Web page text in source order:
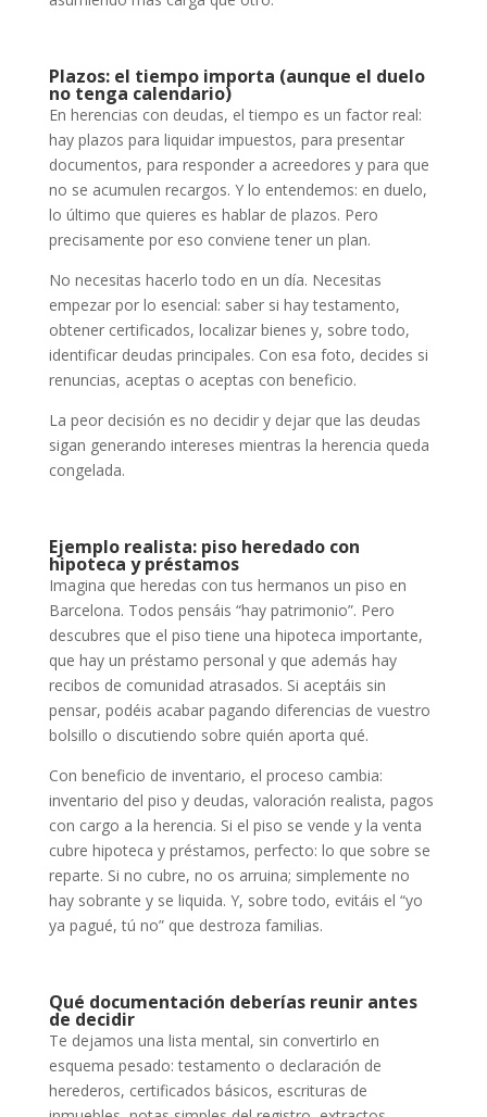
Plazos: el tiempo importa (aunque el duelo
no tenga calendario)
En herencias con deudas, el tiempo es un factor real:
hay plazos para liquidar impuestos, para presentar
documentos, para responder a acreedores y para que
no se acumulen recargos. Y lo entendemos: en duelo,
lo último que quieres es hablar de plazos. Pero
precisamente por eso conviene tener un plan.
No necesitas hacerlo todo en un día. Necesitas
empezar por lo esencial: saber si hay testamento,
obtener certificados, localizar bienes y, sobre todo,
identificar deudas principales. Con esa foto, decides si
renuncias, aceptas o aceptas con beneficio.
La peor decisión es no decidir y dejar que las deudas
sigan generando intereses mientras la herencia queda
congelada.
Ejemplo realista: piso heredado con
hipoteca y préstamos
Imagina que heredas con tus hermanos un piso en
Barcelona. Todos pensáis “hay patrimonio”. Pero
descubres que el piso tiene una hipoteca importante,
que hay un préstamo personal y que además hay
recibos de comunidad atrasados. Si aceptáis sin
pensar, podéis acabar pagando diferencias de vuestro
bolsillo o discutiendo sobre quién aporta qué.
Con beneficio de inventario, el proceso cambia:
inventario del piso y deudas, valoración realista, pagos
con cargo a la herencia. Si el piso se vende y la venta
cubre hipoteca y préstamos, perfecto: lo que sobre se
reparte. Si no cubre, no os arruina; simplemente no
hay sobrante y se liquida. Y, sobre todo, evitáis el “yo
ya pagué, tú no” que destroza familias.
Qué documentación deberías reunir antes
de decidir
Te dejamos una lista mental, sin convertirlo en
esquema pesado: testamento o declaración de
herederos, certificados básicos, escrituras de